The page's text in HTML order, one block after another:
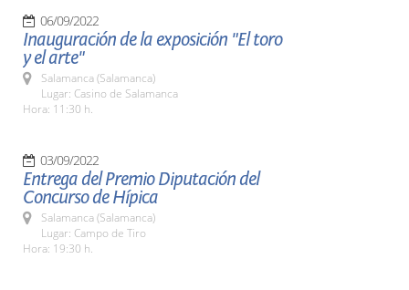
06/09/2022
Inauguración de la exposición "El toro
y el arte"
Salamanca (Salamanca)
Lugar: Casino de Salamanca
Hora: 11:30 h.
03/09/2022
Entrega del Premio Diputación del
Concurso de Hípica
Salamanca (Salamanca)
Lugar: Campo de Tiro
Hora: 19:30 h.